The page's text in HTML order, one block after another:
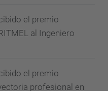
el premio
al Ingeniero
el premio
profesional en